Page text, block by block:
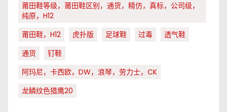
莆田鞋等级，莆田鞋区别，通货，精仿，真标，公司级，
纯原，H12
莆田鞋，H12
虎扑版 足球鞋 过毒
透气鞋
通货
钉鞋
阿玛尼，卡西欧，DW，浪琴，劳力士，CK
龙鳞纹色猎鹰20